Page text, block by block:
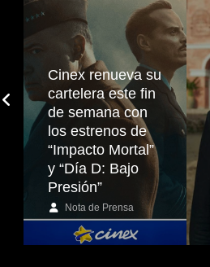
Cinex renueva su
cartelera este fin
de semana con
los estrenos de
“Impacto Mortal”
y “Día D: Bajo
Presión”
Nota de Prensa